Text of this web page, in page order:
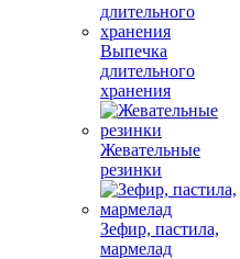
Выпечка
длительного
хранения
Жевательные
резинки
Зефир, пастила,
мармелад